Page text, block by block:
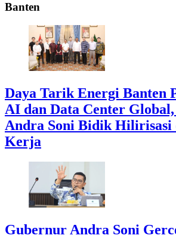
Banten
Daya Tarik Energi Banten
AI dan Data Center
Andra Soni Bidik Hilirisasi
Kerja
Gubernur Andra Soni